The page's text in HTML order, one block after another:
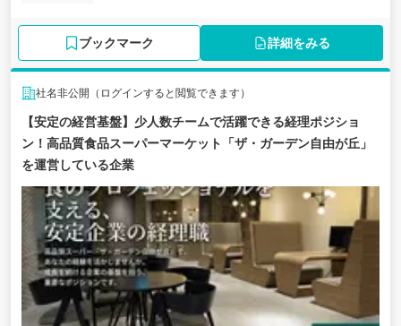
ブックマーク 詳細をみる
社名非公開（ログインすると閲覧できます）
【安定の経営基盤】少人数チームで活躍できる経理ポジショ
ン！高品質食品スーパーマーケット「ザ・ガーデン自由が丘」
を運営している企業